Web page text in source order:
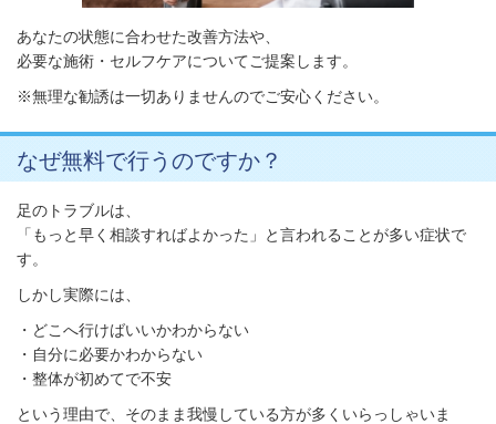
あなたの状態に合わせた改善方法や、
必要な施術・セルフケアについてご提案します。
※無理な勧誘は一切ありませんのでご安心ください。
なぜ無料で行うのですか？
足のトラブルは、
「もっと早く相談すればよかった」と言われることが多い症状で
す。
しかし実際には、
・どこへ行けばいいかわからない
・自分に必要かわからない
・整体が初めてで不安
という理由で、そのまま我慢している方が多くいらっしゃいま